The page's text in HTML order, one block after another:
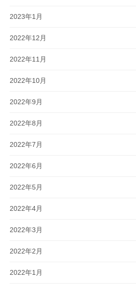
2023年1月
2022年12月
2022年11月
2022年10月
2022年9月
2022年8月
2022年7月
2022年6月
2022年5月
2022年4月
2022年3月
2022年2月
2022年1月